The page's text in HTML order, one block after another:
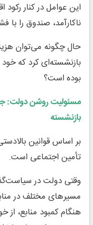
این عوامل در کنار
ناکارآمد، صندوق را با
حال چگونه می‌توان
بازنشسته‌ای کرد که
بوده است؟
مسئولیت روشن دولت:
بازنشسته
بر اساس قوانین
تأمین اجتماعی است.
وقتی دولت در
مسیرهای مختلف در
هنگام کمبود منابع،